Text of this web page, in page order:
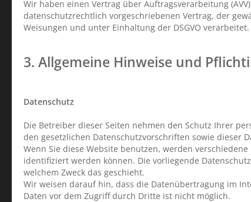
Wir haben einen Vertrag über Auftragsverarbeitung
datenschutzrechtlich vorgeschriebenen Vertrag, der
Weisungen und unter Einhaltung der DSGVO verarbeitet.
3. Allgemeine Hinweise und
Datenschutz
Die Betreiber dieser Seiten nehmen den Schutz Ihrer
den gesetzlichen Datenschutzvorschriften sowie dieser
Wenn Sie diese Website benutzen, werden
identifiziert werden können. Die vorliegende
welchem Zweck das geschieht.
Wir weisen darauf hin, dass die Datenübertragung im
Daten vor dem Zugriff durch Dritte ist nicht möglich.